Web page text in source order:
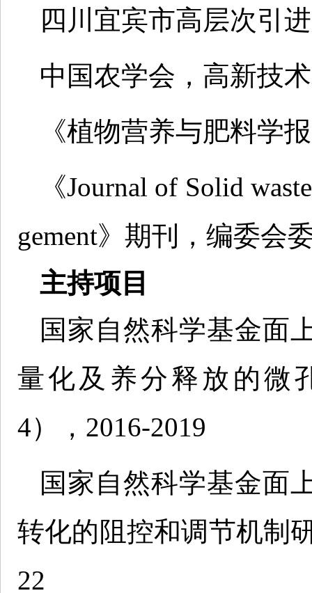
四川宜宾市高层次引
中国农学会，高新技
《植物营养与肥料学
《Journal of Solid
gement》期刊，编委会
主持项目
国家自然科学基金面
量化及养分释放的微
4），2016-2019
国家自然科学基金面
转化的阻控和调节机制
22